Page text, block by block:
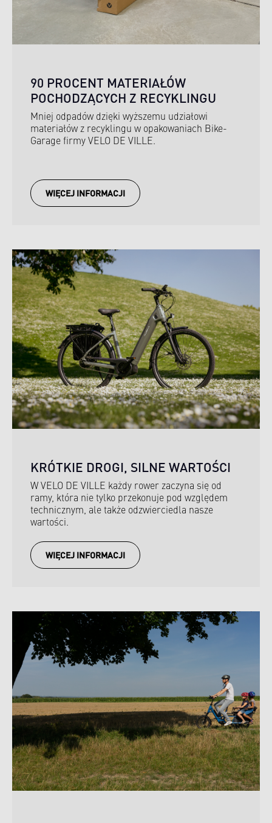
90 PROCENT MATERIAŁÓW
POCHODZĄCYCH Z RECYKLINGU
Mniej odpadów dzięki wyższemu udziałowi
materiałów z recyklingu w opakowaniach Bike-
Garage firmy VELO DE VILLE.
WIĘCEJ INFORMACJI
KRÓTKIE DROGI, SILNE WARTOŚCI
W VELO DE VILLE każdy rower zaczyna się od
ramy, która nie tylko przekonuje pod względem
technicznym, ale także odzwierciedla nasze
wartości.
WIĘCEJ INFORMACJI